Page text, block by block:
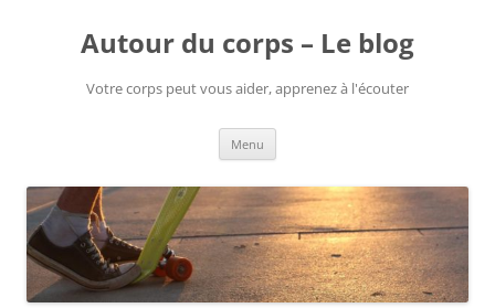
contenuAutour du corps – Le blog
Votre corps peut vous aider, apprenez à l'écouter
Menu